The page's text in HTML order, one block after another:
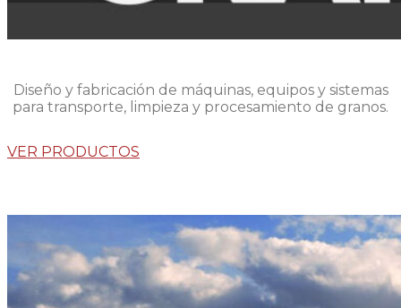
Diseño y fabricación de máquinas, equipos y sistemas
para transporte, limpieza y procesamiento de granos.
VER PRODUCTOS